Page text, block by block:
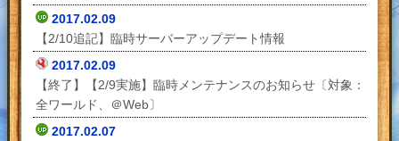
2017.02.09
【2/10追記】臨時サーバーアップデート情報
2017.02.09
【終了】【2/9実施】臨時メンテナンスのお知らせ〔対象：
全ワールド、＠Web〕
2017.02.07